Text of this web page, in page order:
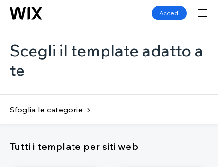
Accedi
Scegli il template adatto a
te
Sfoglia le categorie
Tutti i template per siti web